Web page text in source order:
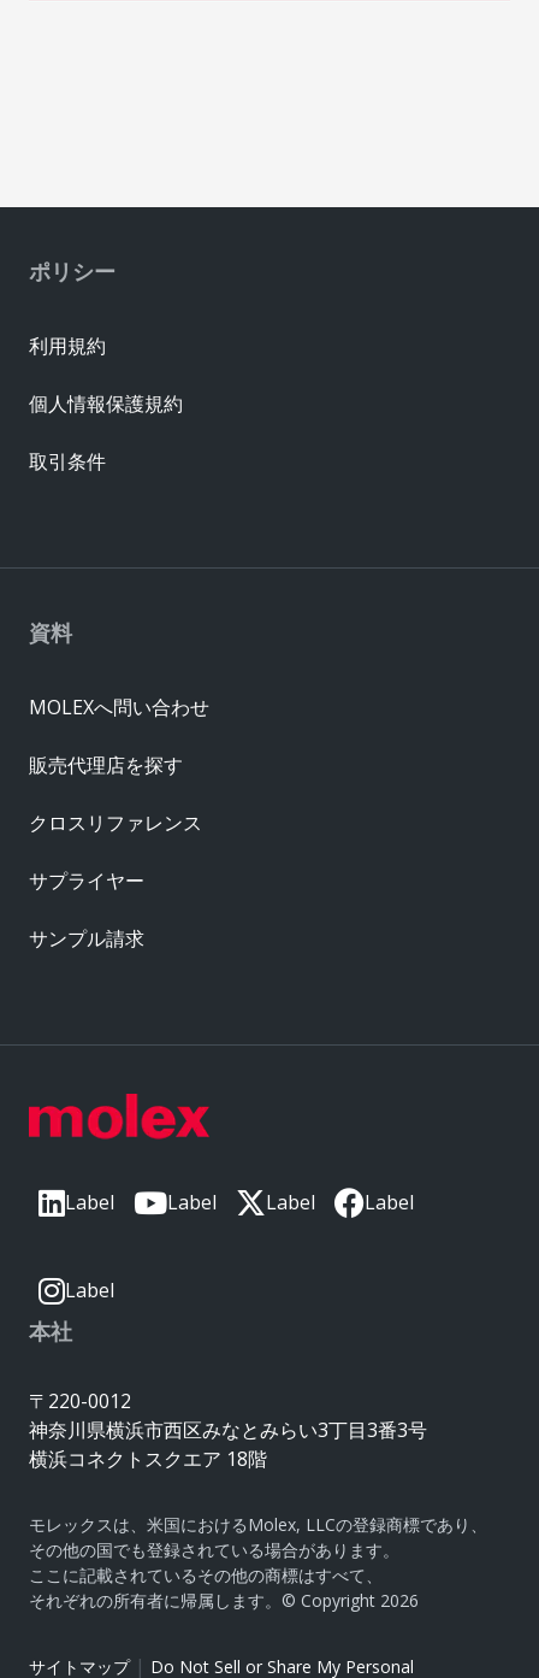
Label Label Label Label
Label
本社
〒220-0012
神奈川県横浜市西区みなとみらい3丁目3番3号
横浜コネクトスクエア 18階
モレックスは、米国におけるMolex, LLCの登録商標であり、
その他の国でも登録されている場合があります。
ここに記載されているその他の商標はすべて、
それぞれの所有者に帰属します。© Copyright 2026
サイトマップ| Do Not Sell or Share My Personal
資料
MOLEXへ問い合わせ
販売代理店を探す
クロスリファレンス
サプライヤー
サンプル請求
ポリシー
利用規約
個人情報保護規約
取引条件